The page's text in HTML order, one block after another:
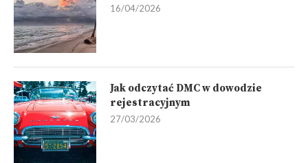
16/04/2026
Jak odczytać DMC w dowodzie
rejestracyjnym
27/03/2026